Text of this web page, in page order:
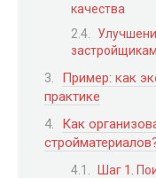
качества
Пример: как
практике
Как
Шаг 1.